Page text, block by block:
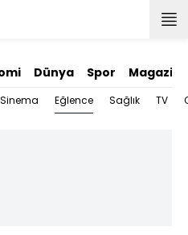
Dünya Spor Magazin
Sinema Eğlence Sağlık TV